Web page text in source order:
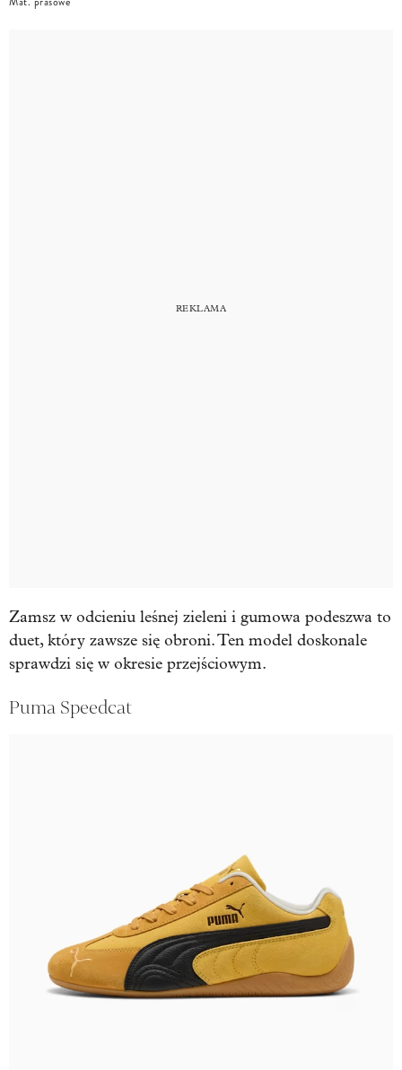
Zamsz w odcieniu leśnej zieleni i gumowa podeszwa to
duet, który zawsze się obroni. Ten model doskonale
sprawdzi się w okresie przejściowym.
Puma Speedcat